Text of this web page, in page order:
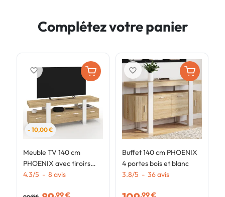
Complétez votre panier
- 10,00 €
Meuble TV 140 cm
PHOENIX avec tiroirs
bois et blanc
4.3/5 - 8 avis
,99 €
favorite_border
Buffet 140 cm PHOENIX
4 portes bois et blanc
3.8/5 - 36avis
,99 €
favorite_border